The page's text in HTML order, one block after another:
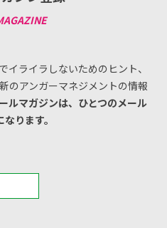
イライラしないためのヒント、
のアンガーマネジメントの情報
ルマガジンは、ひとつのメール
ります。